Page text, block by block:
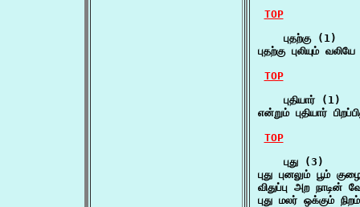
TOP
    புதற்கு (1)
புதற்கு புலியும்
TOP
    புதியார் (1)
என்றும் புதியார்
TOP
    புது (3)
புது புனலும் பூம்
விதுப்பு அற நாடின்
புது மலர் ஒக்கும்